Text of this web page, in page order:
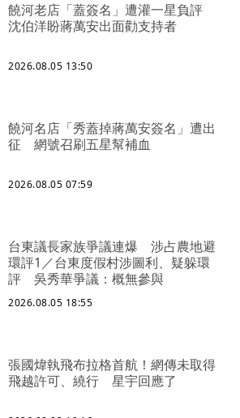
饒河老店「蓋簽名」遭灌一星負評
沈伯洋盼蔣萬安出面勸支持者
2026.08.05 13:50
饒河名店「秀蓋掉蔣萬安簽名」遭出
征 網號召刷五星幫補血
2026.08.05 07:59
台東議長家族爭議連爆 涉占農地避
環評1／台東度假村涉圖利、疑躲環
評 吳秀華爭議：概無參與
2026.08.05 18:55
張國煒執飛布拉格首航！網傳未取得
飛越許可、繞行 星宇回應了